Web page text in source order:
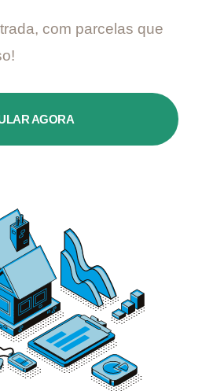
com parcelas que
AGORA